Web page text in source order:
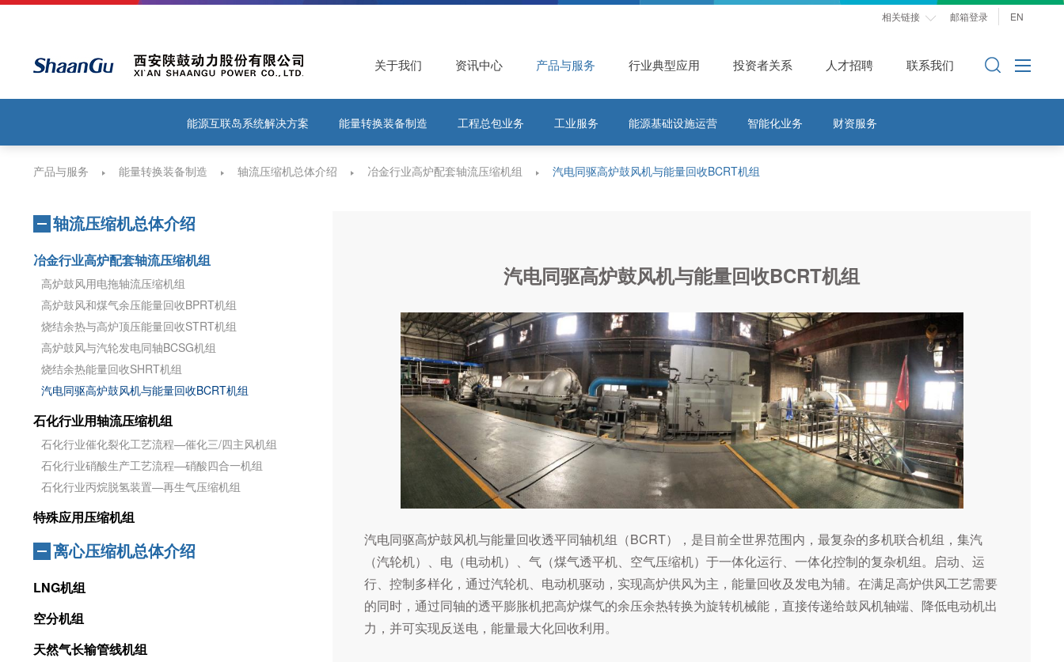
相关链接  邮箱登录 EN
关于我们 资讯中心 产品与服务 行业典型应用 投资者关系 人才招聘 联系我们
能源互联岛系统解决方案 能量转换装备制造 工程总包业务 工业服务 能源基础设施运营 智能化业务 财资服务
产品与服务 能量转换装备制造 轴流压缩机总体介绍 冶金行业高炉配套轴流压缩机组 汽电同驱高炉鼓风机与能量回收BCRT机组
轴流压缩机总体介绍
冶金行业高炉配套轴流压缩机组
高炉鼓风用电拖轴流压缩机组
高炉鼓风和煤气余压能量回收BPRT机组
烧结余热与高炉顶压能量回收STRT机组
高炉鼓风与汽轮发电同轴BCSG机组
烧结余热能量回收SHRT机组
汽电同驱高炉鼓风机与能量回收BCRT机组
石化行业用轴流压缩机组
石化行业催化裂化工艺流程—催化三/四主风机组
石化行业硝酸生产工艺流程—硝酸四合一机组
石化行业丙烷脱氢装置—再生气压缩机组
特殊应用压缩机组
离心压缩机总体介绍
LNG机组
空分机组
天然气长输管线机组
汽电同驱高炉鼓风机与能量回收BCRT机组
汽电同驱高炉鼓风机与能量回收透平同轴机组（BCRT），是目前全世界范围内，最复杂的多机联合机组，集汽
（汽轮机）、电（电动机）、气（煤气透平机、空气压缩机）于一体化运行、一体化控制的复杂机组。启动、运
行、控制多样化，通过汽轮机、电动机驱动，实现高炉供风为主，能量回收及发电为辅。在满足高炉供风工艺需要
的同时，通过同轴的透平膨胀机把高炉煤气的余压余热转换为旋转机械能，直接传递给鼓风机轴端、降低电动机出
力，并可实现反送电，能量最大化回收利用。